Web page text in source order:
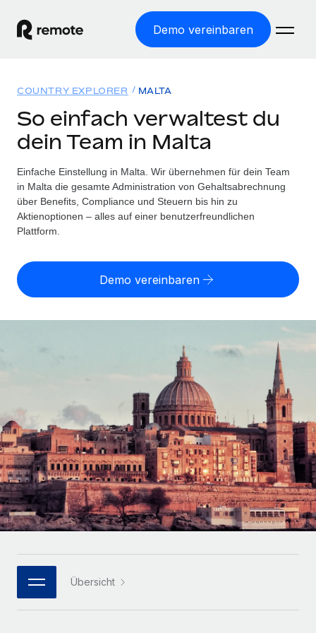
Demo vereinbaren
WELTWEITE BESCHÄFTIGUNG
Globale Payroll
Einfache, rechtssicher Payroll
Employer of Record
Weltweites Wachstum ohne Kosten für Niederlassungen
Contractor of Record
Rechtssichere, weltweite Arbeit mit Freelancer:innen
Globales Onboarding und Verwalten von
Auslagern von komplexen HR-Aufgaben
INFRASTRUKTUR
Remote Embedded
Nahtlose Integration der HR in bestehende Abläufe
Plattform
Integrierte HR-Kernfunktionen für dein Team
MCP
Integrationen
Lösungen
WELTWEITE ABDECKUNG
Country Explorer
Länderspezifische Unterstützung bei der Einstellung
Einfache Einstellung in allen US-Bundesstaaten
Agile HR- und Payroll-Lösungen für wachsende
Unternehmen
Mittelstand
Maßgeschneiderte HR-Lösungen, um Teams zu
vergrößern
Enterprise
Globale HR für Konzerne und Großunternehmen
PARTNER WERDEN
Flexible Einbettung von Global-HR-Funktionen in deine
Ressourcen
TOOLS UND RECHNER
Scheinselbstständigkeitsrisiko berechnen
Personalkostenrechner
Honorarzahlungen berechnen
Informationen zu möglichen Währungen und
Abwicklungsfristen für globale Freelancer:innen
LERNEN MIT REMOTE
Forschung und Leitfäden
Fallstudien
HR-Glossar
Bibliothek für Stellenbeschreibungen
Webinare
Preise
Deutsch
Español
Italiano
Português (Portugal)
한국어
COUNTRY EXPLORER MALTA
So einfach verwaltest du
dein Team in Malta
Einfache Einstellung in Malta. Wir übernehmen für dein Team
in Malta die gesamte Administration von Gehaltsabrechnung
über Benefits, Compliance und Steuern bis hin zu
Aktienoptionen – alles auf einer benutzerfreundlichen
Plattform.
Demo vereinbaren
Übersicht